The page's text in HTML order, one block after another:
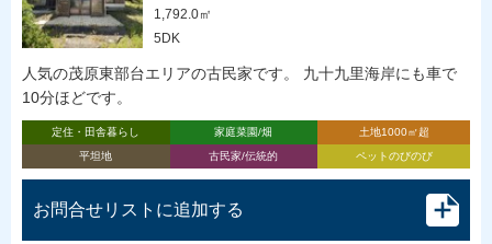
1,792.0㎡
5DK
人気の茂原東部台エリアの古民家です。 九十九里海岸にも車で
10分ほどです。
定住・田舎暮らし 家庭菜園/畑
土地1000㎡超
平坦地
古民家/伝統的 ペットのびのび
お問合せリストに追加する